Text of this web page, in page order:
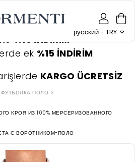
русский - TRY
0
%10 İNDİRİM
ek %15 İNDİRİM
KARGO ÜCRETSİZ
ФУТБОЛКА ПОЛО
КРОЯ ИЗ 100% МЕРСЕРИЗОВАННОГО
С ВОРОТНИКОМ-ПОЛО